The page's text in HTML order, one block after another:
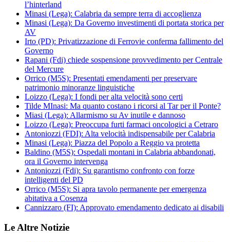
l’hinterland
Minasi (Lega): Calabria da sempre terra di accoglienza
Minasi (Lega): Da Governo investimenti di portata storica per
AV
Irto (PD): Privatizzazione di Ferrovie conferma fallimento del
Governo
Rapani (Fdi) chiede sospensione provvedimento per Centrale
del Mercure
Orrico (M5S): Presentati emendamenti per preservare
patrimonio minoranze linguistiche
Loizzo (Lega): I fondi per alta velocità sono certi
Tilde MInasi: Ma quanto costano i ricorsi al Tar per il Ponte?
Miasi (Lega): Allarmismo su Av inutile e dannoso
Loizzo (Lega): Preoccupa furti farmaci oncologici a Cetraro
Antoniozzi (FDI): Alta velocità indispensabile per Calabria
Minasi (Lega): Piazza del Popolo a Reggio va protetta
Baldino (M5S): Ospedali montani in Calabria abbandonati,
ora il Governo intervenga
Antoniozzi (Fdi): Su garantismo confronto con forze
intelligenti del PD
Orrico (M5S): Si apra tavolo permanente per emergenza
abitativa a Cosenza
Cannizzaro (FI): Approvato emendamento dedicato ai disabili
Le Altre Notizie